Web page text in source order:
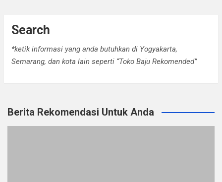
Search
*ketik informasi yang anda butuhkan di Yogyakarta,
Semarang, dan kota lain seperti “Toko Baju Rekomended”
Berita Rekomendasi Untuk Anda